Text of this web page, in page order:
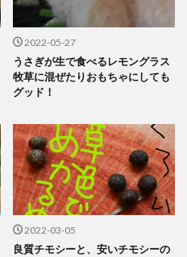
2022-05-27
うさぎが生で食べるレモングラス
牧草に混ぜたりおもちゃにしても
グッド！
2022-03-05
良質チモシーと、安いチモシーの